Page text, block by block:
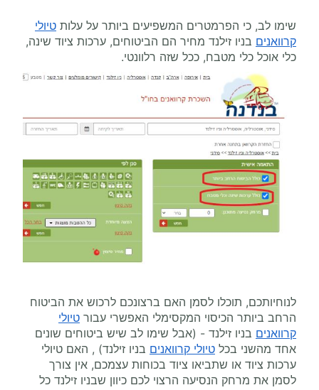
שימו לב, כי הפרמטרים המשפיעים ביותר על עלות טיולי
קרוואנים בניו זילנד מחיר הם הביטוחים, ערכות ציוד שינה,
כלי אוכל כלי מטבח, ככל שזה רלוונטי.
לנוחיותכם, תוכלו לסמן האם ברצונכם לרכוש את הביטוח
הרחב ביותר הכיסוי המקסימלי האפשרי עבור טיולי
קרוואנים בניו זילנד - (אבל שימו לב שיש ביטוחים שונים
אחד מהשני בכל טיולי קרוואנים בניו זילנד) , האם טיולי
ערכות ציוד או שתביאו ציוד בכוחות עצמכם, אין צורך
לסמן את מרחק הנסיעה הרצוי לכם כיוון שבניו זילנד כל